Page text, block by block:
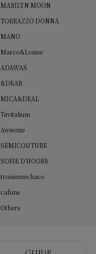
MARILYN MOON
TORRAZZO DONNA
MANO
Marco&Louise
ADAWAS
&DEAR
MICA&DEAL
Tavitalium
Awsome
SEMICOUTURE
SOFIE D'HOORE
troisiemechaco
cafune
Others